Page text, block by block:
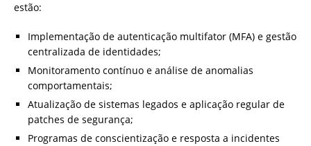
estão:
Implementação de autenticação multifator (MFA) e gestão
centralizada de identidades;
Monitoramento contínuo e análise de anomalias
comportamentais;
Atualização de sistemas legados e aplicação regular de
patches de segurança;
Programas de conscientização e resposta a incidentes